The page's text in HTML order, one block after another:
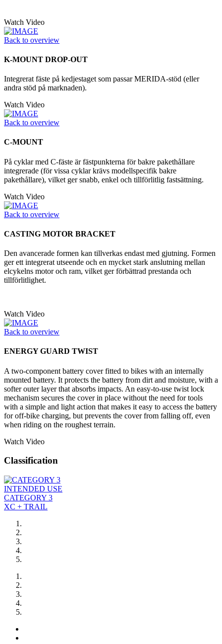
Watch Video
Back to overview
K-MOUNT DROP-OUT
Integrerat fäste på kedjestaget som passar MERIDA-stöd (eller
andra stöd på marknaden).
Watch Video
Back to overview
C-MOUNT
På cyklar med C-fäste är fästpunkterna för bakre pakethållare
integrerade (för vissa cyklar krävs modellspecifik bakre
pakethållare), vilket ger snabb, enkel och tillförlitlig fastsättning.
Watch Video
Back to overview
CASTING MOTOR BRACKET
Den avancerade formen kan tillverkas endast med gjutning. Formen
ger ett integrerat utseende och en mycket stark anslutning mellan
elcykelns motor och ram, vilket ger förbättrad prestanda och
tillförlitlighet.
Watch Video
Back to overview
ENERGY GUARD TWIST
A two-component battery cover fitted to bikes with an internally
mounted battery. It protects the battery from dirt and moisture, with a
softer outer layer that absorbs impacts. An easy-to-use twist lock
mechanism secures the cover in place without the need for tools
with a simple and light action that makes it easy to access the battery
for off-bike charging, but prevents the cover from falling off, even
when riding on the roughest terrain.
Watch Video
Classification
INTENDED USE
CATEGORY 3
XC + TRAIL